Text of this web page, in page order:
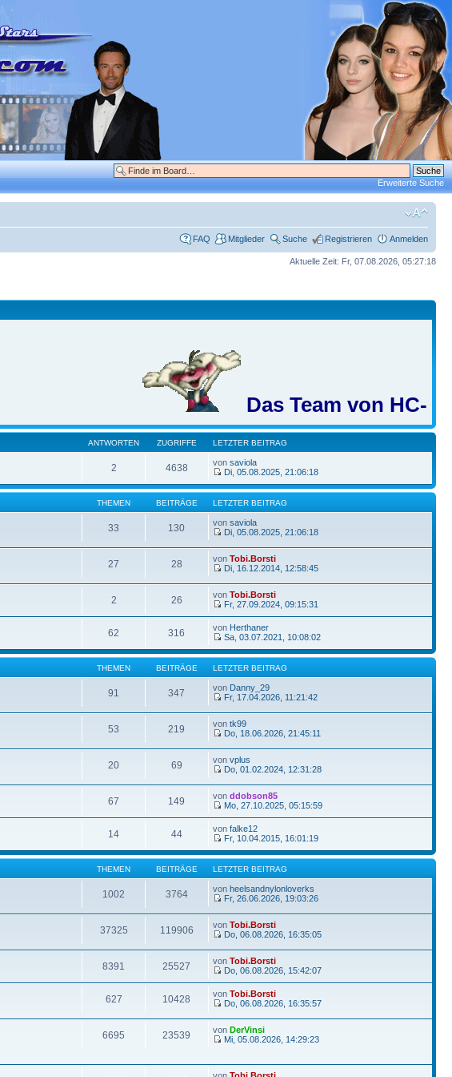
Erweiterte Suche
FAQ Mitglieder Suche Registrieren Anmelden
Aktuelle Zeit: Fr, 07.08.2026, 05:27:18
Das Team von HC-BB
ANTWORTEN ZUGRIFFE LETZTER BEITRAG
2 4638 von saviola
Di, 05.08.2025, 21:06:18
THEMEN BEITRÄGE LETZTER BEITRAG
33 130 von saviola
Di, 05.08.2025, 21:06:18
27 28 von Tobi.Borsti
Di, 16.12.2014, 12:58:45
2 26 von Tobi.Borsti
Fr, 27.09.2024, 09:15:31
62 316 von Herthaner
Sa, 03.07.2021, 10:08:02
THEMEN BEITRÄGE LETZTER BEITRAG
91 347 von Danny_29
Fr, 17.04.2026, 11:21:42
53 219 von tk99
Do, 18.06.2026, 21:45:11
20 69 von vplus
Do, 01.02.2024, 12:31:28
67 149 von ddobson85
Mo, 27.10.2025, 05:15:59
14 44 von falke12
Fr, 10.04.2015, 16:01:19
THEMEN BEITRÄGE LETZTER BEITRAG
1002 3764 von heelsandnylonloverks
Fr, 26.06.2026, 19:03:26
37325 119906 von Tobi.Borsti
Do, 06.08.2026, 16:35:05
8391 25527 von Tobi.Borsti
Do, 06.08.2026, 15:42:07
627 10428 von Tobi.Borsti
Do, 06.08.2026, 16:35:57
6695 23539 von DerVinsi
Mi, 05.08.2026, 14:29:23
von Tobi.Borsti